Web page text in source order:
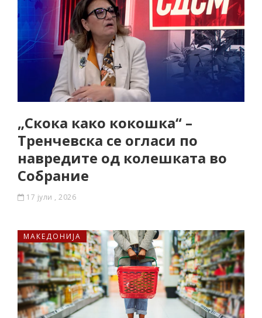
„Скока како кокошка“ –
Тренчевска се огласи по
навредите од колешката во
Собрание
17 јули , 2026
МАКЕДОНИЈА